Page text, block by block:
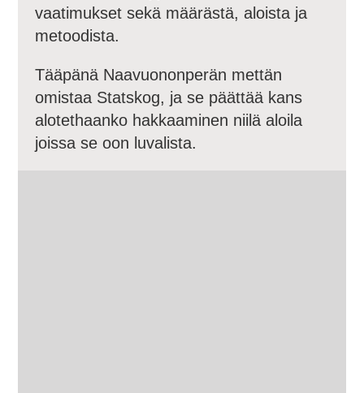
vaatimukset sekä määrästä, aloista ja
metoodista.
Tääpänä Naavuononperän mettän
omistaa Statskog, ja se päättää kans
alotethaanko hakkaaminen niilä aloila
joissa se oon luvalista.